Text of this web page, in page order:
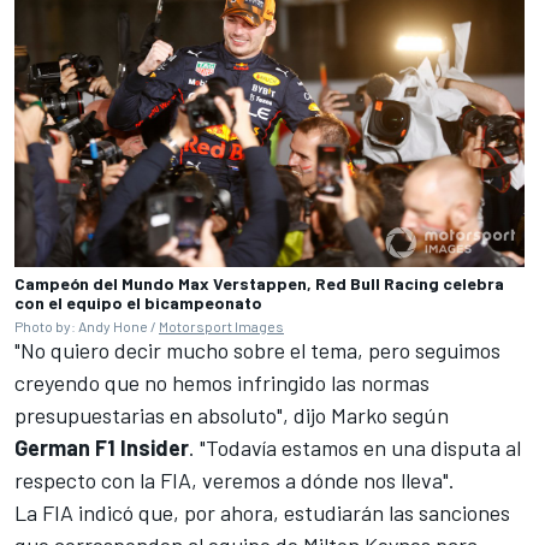
Campeón del Mundo Max Verstappen, Red Bull Racing celebra
con el equipo el bicampeonato
Photo by: Andy Hone / Motorsport Images
"No quiero decir mucho sobre el tema, pero seguimos
creyendo que no hemos infringido las normas
presupuestarias en absoluto", dijo Marko según
German F1 Insider. "Todavía estamos en una disputa al
respecto con la FIA, veremos a dónde nos lleva".
La FIA indicó que, por ahora, estudiarán las sanciones